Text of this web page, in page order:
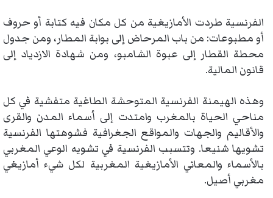
الفرنسية طردت الأمازيغية من كل مكان فيه كتابة أو حروف
أو مطبوعات: من باب المرحاض إلى بوابة المطار، ومن جدول
محطة القطار إلى عبوة الشامبو، ومن شهادة الازدياد إلى
قانون المالية.
وهذه الهيمنة الفرنسية المتوحشة الطاغية متفشية في كل
مناحي الحياة بالمغرب وامتدت إلى أسماء المدن والقرى
والأقاليم والجهات والمواقع الجغرافية فشوهتها الفرنسية
تشويها شنيعا. وتتسبب الفرنسية في تشويه الوعي المغربي
بالأسماء والمعاني الأمازيغية المغربية لكل شيء أمازيغي
مغربي أصيل.